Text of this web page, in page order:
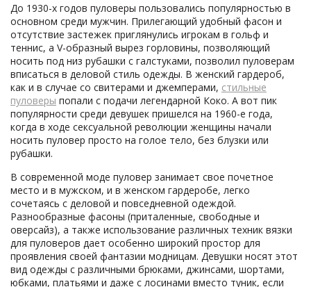
До 1930-х годов пуловеры пользовались популярностью в
основном среди мужчин. Прилегающий удобный фасон и
отсутствие застежек приглянулись игрокам в гольф и
теннис, а V-образный вырез горловины, позволяющий
носить под низ рубашки с галстуками, позволил пуловерам
вписаться в деловой стиль одежды. В женский гардероб,
как и в случае со свитерами и джемперами, стильные
пуловеры попали с подачи легендарной Коко. А вот пик
популярности среди девушек пришелся на 1960-е года,
когда в ходе сексуальной революции женщины начали
носить пуловер просто на голое тело, без блузки или
рубашки.
В современной моде пуловер занимает свое почетное
место и в мужском, и в женском гардеробе, легко
сочетаясь с деловой и повседневной одеждой.
Разнообразные фасоны (приталенные, свободные и
оверсайз), а также использование различных техник вязки
для пуловеров дает особенно широкий простор для
проявления своей фантазии модницам. Девушки носят этот
вид одежды с различными брюками, джинсами, шортами,
юбками, платьями и даже с лосинами вместо туник, если